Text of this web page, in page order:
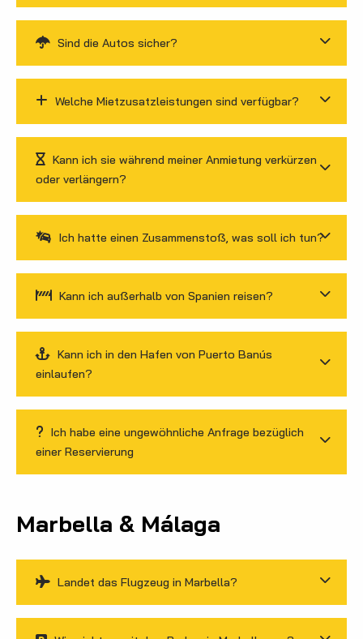
Sind die Autos sicher?
Welche Mietzusatzleistungen sind verfügbar?
Kann ich sie während meiner Anmietung verkürzen
oder verlängern?
Ich hatte einen Zusammenstoß, was soll ich tun?
Kann ich außerhalb von Spanien reisen?
Kann ich in den Hafen von Puerto Banús
einlaufen?
Ich habe eine ungewöhnliche Anfrage bezüglich
einer Reservierung
Marbella & Málaga
Landet das Flugzeug in Marbella?